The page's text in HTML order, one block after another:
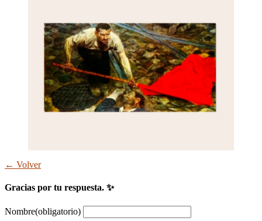
← Volver
Gracias por tu respuesta. ✨
Nombre(obligatorio)